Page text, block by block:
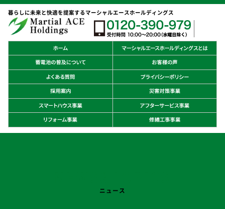
暮らしに未来と快適を提案するマーシャルエースホールディングス
ニュース